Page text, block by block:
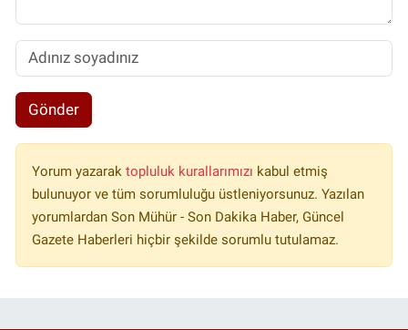
Gönder
Yorum yazarak topluluk kurallarımızı kabul etmiş
bulunuyor ve tüm sorumluluğu üstleniyorsunuz. Yazılan
yorumlardan Son Mühür - Son Dakika Haber, Güncel
Gazete Haberleri hiçbir şekilde sorumlu tutulamaz.